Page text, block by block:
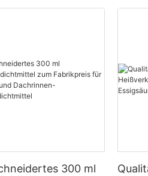
300 ml